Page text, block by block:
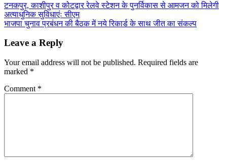
टनकपुर, काशीपुर व कोटद्वार रेलवे स्टेशन के पुनर्विकास से आमजन को मिलेगी
अत्याधुनिक सुविधाएंः सीएम
भाजपा चुनाव प्रबंधन की बैठक में नये रिकार्ड के साथ जीत का संकल्प
Leave a Reply
Your email address will not be published. Required fields are
marked *
Comment *